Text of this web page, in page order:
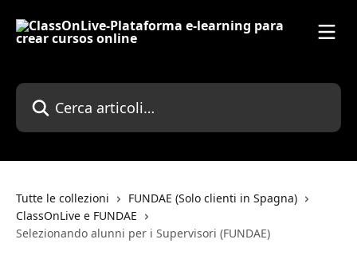
Cerca articoli…
Tutte le collezioni
FUNDAE (Solo clienti in Spagna)
ClassOnLive e FUNDAE
Selezionando alunni per i Supervisori (FUNDAE)